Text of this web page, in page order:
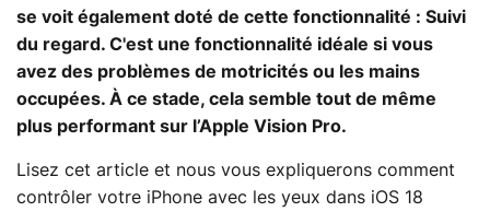
se voit également doté de cette fonctionnalité : Suivi
du regard. C'est une fonctionnalité idéale si vous
avez des problèmes de motricités ou les mains
occupées. À ce stade, cela semble tout de même
plus performant sur l’Apple Vision Pro.
Lisez cet article et nous vous expliquerons comment
contrôler votre iPhone avec les yeux dans iOS 18